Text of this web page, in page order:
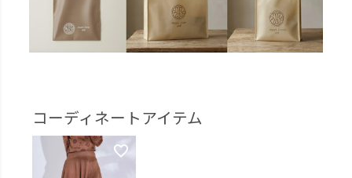
コーディネートアイテム